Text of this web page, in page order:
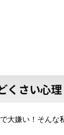
くさい心
大嫌い！そんな